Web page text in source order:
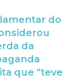
do
da
que “teve